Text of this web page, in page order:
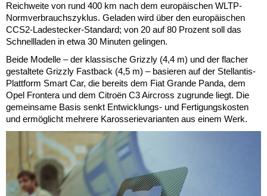
Reichweite von rund 400 km nach dem europäischen WLTP-
Normverbrauchszyklus. Geladen wird über den europäischen
CCS2-Ladestecker-Standard; von 20 auf 80 Prozent soll das
Schnellladen in etwa 30 Minuten gelingen.
Beide Modelle – der klassische Grizzly (4,4 m) und der flacher
gestaltete Grizzly Fastback (4,5 m) – basieren auf der Stellantis-
Plattform Smart Car, die bereits dem Fiat Grande Panda, dem
Opel Frontera und dem Citroën C3 Aircross zugrunde liegt. Die
gemeinsame Basis senkt Entwicklungs- und Fertigungskosten
und ermöglicht mehrere Karosserievarianten aus einem Werk.